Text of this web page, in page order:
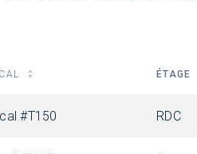
ÉTAGE
#T150 RDC